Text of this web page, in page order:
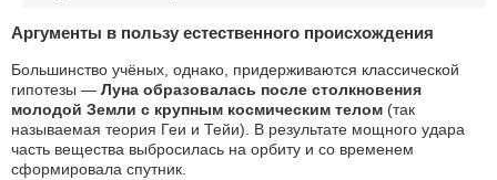
Аргументы в пользу естественного происхождения
Большинство учёных, однако, придерживаются классической
гипотезы — Луна образовалась после столкновения
молодой Земли с крупным космическим телом (так
называемая теория Геи и Тейи). В результате мощного удара
часть вещества выбросилась на орбиту и со временем
сформировала спутник.